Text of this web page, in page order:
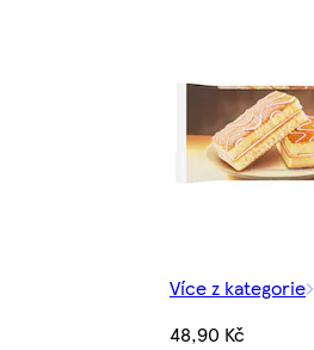
Více z kategorie
48,90 Kč